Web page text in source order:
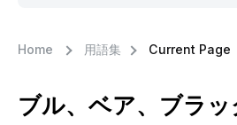
Home 用語集 Current Page
ブル、ベア、ブラ